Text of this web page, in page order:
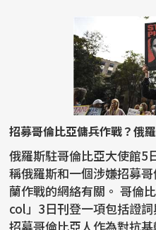
招募哥倫比亞傭兵作戰？俄
俄羅斯駐哥倫比亞大使館5
稱俄羅斯和一個涉嫌招募
蘭作戰的網絡有關。 哥倫比亞新聞媒體「Noticias Cara
col」3日刊登一項包括證
招募哥倫比亞人作為對抗基輔戰